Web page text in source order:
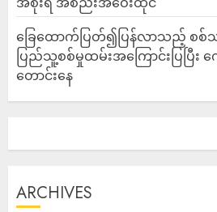
ခြေထောက်ပြတ်၍ပြန်လာသည့် စစ်
ပြည်သူ့စစ်မှုထမ်းအကြောင်းပြပြီး
တောင်းနေ
ARCHIVES